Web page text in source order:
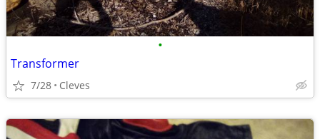
•
Transformer
7/28 Cleves